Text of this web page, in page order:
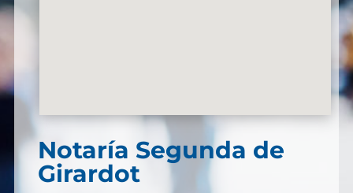
Notaría Segunda de
Girardot